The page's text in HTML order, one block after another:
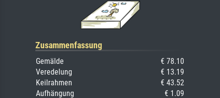
Zusammenfassung
Gemälde
€ 78.10
Veredelung
€ 13.19
Keilrahmen
€ 43.52
Aufhängung
€ 1.09